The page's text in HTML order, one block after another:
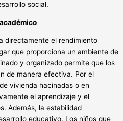
social.
directamente el rendimiento
que proporciona un ambiente de
y organizado permite que los
de manera efectiva. Por el
vivienda hacinadas o en
el aprendizaje y el
Además, la estabilidad
educativo. Los niños que